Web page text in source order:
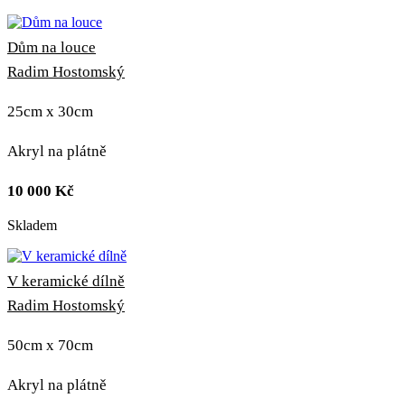
Dům na louce
Radim Hostomský
25cm x 30cm
Akryl na plátně
10 000 Kč
Skladem
V keramické dílně
Radim Hostomský
50cm x 70cm
Akryl na plátně